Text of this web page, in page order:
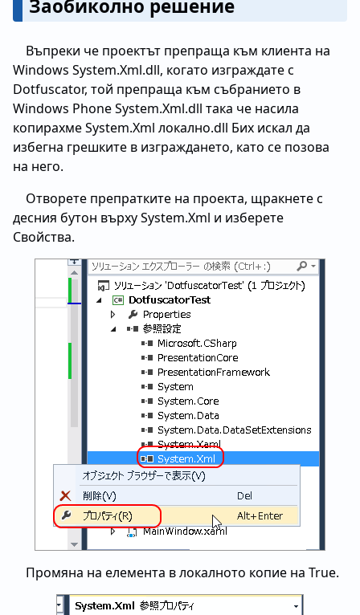
Заобиколно решение
Въпреки че проектът препраща към клиента на
Windows System.Xml.dll, когато изграждате с
Dotfuscator, той препраща към събранието в
Windows Phone System.Xml.dll така че насила
копирахме System.Xml локално.dll Бих искал да
избегна грешките в изграждането, като се позова
на него.
Отворете препратките на проекта, щракнете с
десния бутон върху System.Xml и изберете
Свойства.
Промяна на елемента в локалното копие на True.